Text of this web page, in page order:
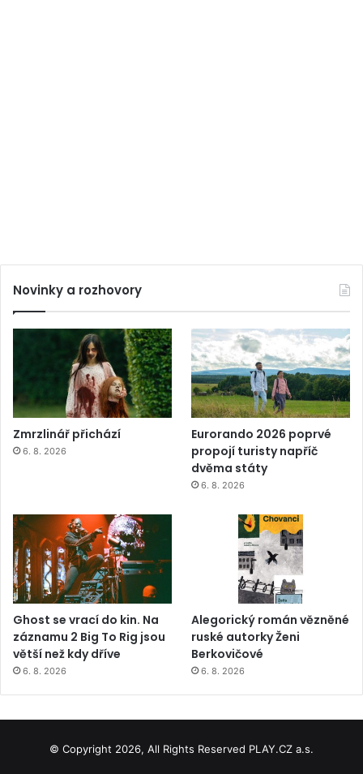
Novinky a rozhovory
Zmrzlinář přichází
6. 8. 2026
Eurorando 2026 poprvé
propojí turisty napříč
dvěma státy
6. 8. 2026
Ghost se vrací do kin. Na
záznamu 2 Big To Rig jsou
větší než kdy dříve
6. 8. 2026
Alegorický román vězněné
ruské autorky Ženi
Berkovičové
6. 8. 2026
© Copyright 2026, All Rights Reserved PLAY.CZ a.s.